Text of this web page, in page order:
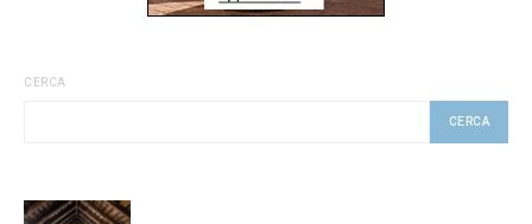
CERCA
CERCA